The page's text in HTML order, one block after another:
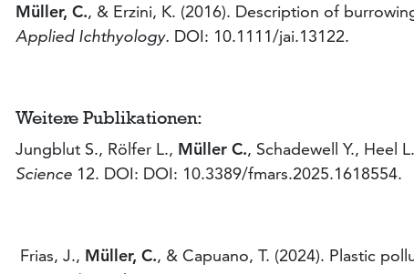
Müller, C., & Erzini, K. (2016). Description of
Applied Ichthyology. DOI: 10.1111/jai.13122.
Weitere Publikationen:
Jungblut S., Rölfer L., Müller C., Schadewell Y., Heel
Science12. DOI: DOI: 10.3389/fmars.2025.1618554.
Frias, J., Müller, C., & Capuano, T. (2024). Plastic